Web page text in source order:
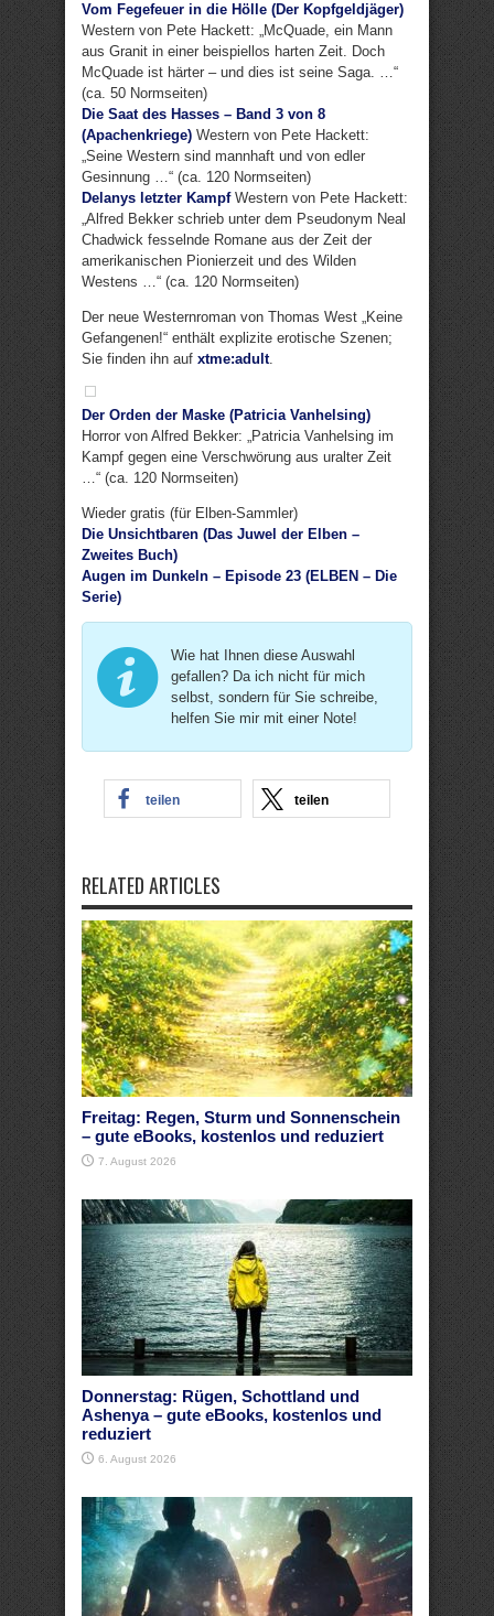
Vom Fegefeuer in die Hölle (Der Kopfgeldjäger)
Western von Pete Hackett: „McQuade, ein Mann
aus Granit in einer beispiellos harten Zeit. Doch
McQuade ist härter – und dies ist seine Saga. …“
(ca. 50 Normseiten)
Die Saat des Hasses – Band 3 von 8
(Apachenkriege) Western von Pete Hackett:
„Seine Western sind mannhaft und von edler
Gesinnung …“ (ca. 120 Normseiten)
Delanys letzter KampfWestern von Pete Hackett:
„Alfred Bekker schrieb unter dem Pseudonym Neal
Chadwick fesselnde Romane aus der Zeit der
amerikanischen Pionierzeit und des Wilden
Westens …“ (ca. 120 Normseiten)
Der neue Westernroman von Thomas West „Keine
Gefangenen!“ enthält explizite erotische Szenen;
Sie finden ihn auf xtme:adult.
Der Orden der Maske (Patricia Vanhelsing)
Horror von Alfred Bekker: „Patricia Vanhelsing im
Kampf gegen eine Verschwörung aus uralter Zeit
…“ (ca. 120 Normseiten)
Wieder gratis (für Elben-Sammler)
Die Unsichtbaren (Das Juwel der Elben –
Zweites Buch)
Augen im Dunkeln – Episode 23 (ELBEN – Die
Serie)
Wie hat Ihnen diese Auswahl
gefallen? Da ich nicht für mich
selbst, sondern für Sie schreibe,
helfen Sie mir mit einer Note!
teilen teilen
RELATED ARTICLES
Freitag: Regen, Sturm und Sonnenschein
– gute eBooks, kostenlos und reduziert
7. August 2026
Donnerstag: Rügen, Schottland und
Ashenya – gute eBooks, kostenlos und
reduziert
6. August 2026